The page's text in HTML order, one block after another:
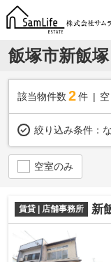
飯塚市新飯
該当物件数 2件
絞り込み条件：
空室のみ
賃貸 | 店舗事務所 新